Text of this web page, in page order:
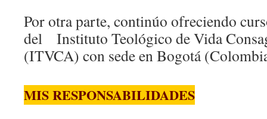
Por otra parte, continúo ofreciendo
del Instituto Teológico de Vida
(ITVCA) con sede en Bogotá
MIS RESPONSABILIDADES